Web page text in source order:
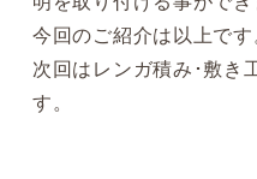
今回のご紹介は以上です
次回はレンガ積み･敷き
す。